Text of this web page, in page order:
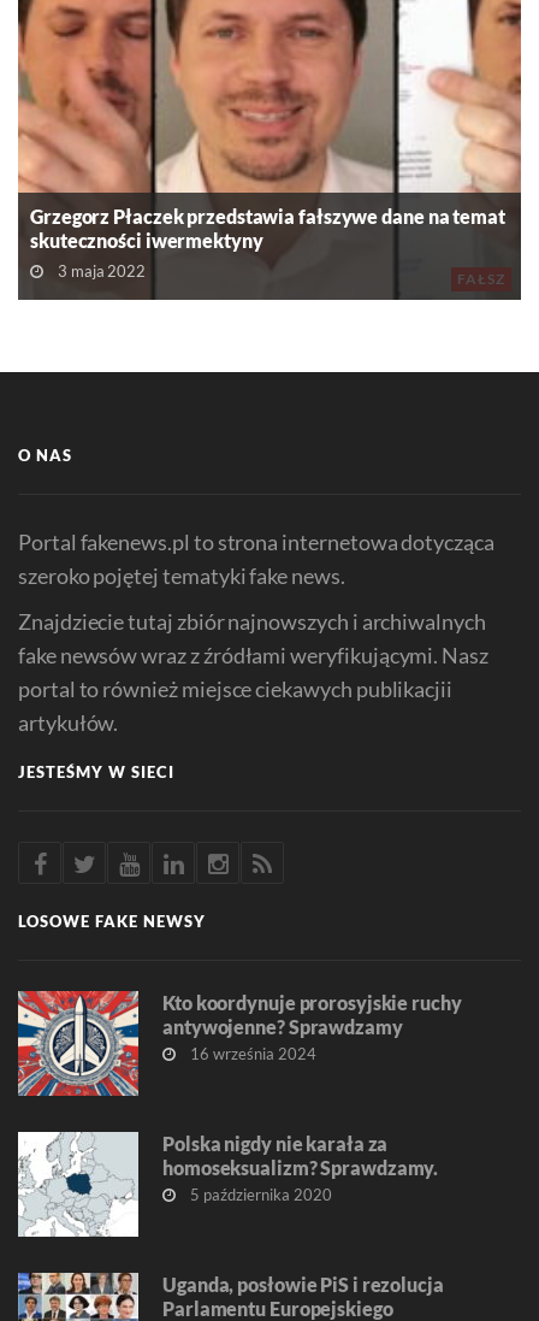
FAŁSZ
Grzegorz Płaczek przedstawia fałszywe dane na temat
skuteczności iwermektyny
3 maja 2022
O NAS
Portal fakenews.pl to strona internetowa dotycząca
szeroko pojętej tematyki fake news.
Znajdziecie tutaj zbiór najnowszych i archiwalnych
fake newsów wraz z źródłami weryfikującymi. Nasz
portal to również miejsce ciekawych publikacjii
artykułów.
JESTEŚMY W SIECI
LOSOWE FAKE NEWSY
Kto koordynuje prorosyjskie ruchy
antywojenne? Sprawdzamy
16 września 2024
Polska nigdy nie karała za
homoseksualizm? Sprawdzamy.
5 października 2020
Uganda, posłowie PiS i rezolucja
Parlamentu Europejskiego